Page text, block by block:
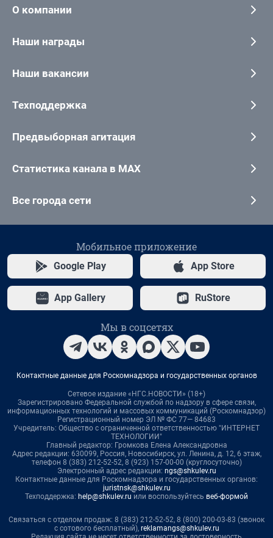
О компании
Наши награды
Наши вакансии
Техподдержка
Предвыборная агитация
Статистика канала в MAX
Все города сети
Мобильное приложение
Google Play App Store
App Gallery RuStore
Мы в соцсетях
Контактные данные для Роскомнадзора и государственных органов
Сетевое издание «НГС.НОВОСТИ» (18+)
Зарегистрировано Федеральной службой по надзору в сфере связи,
информационных технологий и массовых коммуникаций (Роскомнадзор)
Регистрационный номер ЭЛ № ФС 77— 84683
Учредитель: Общество с ограниченной ответственностью "ИНТЕРНЕТ
ТЕХНОЛОГИИ"
Главный редактор: Громкова Елена Александровна
Адрес редакции: 630099, Россия, Новосибирск, ул. Ленина, д. 12, 6 этаж,
телефон 8 (383) 212-52-52, 8 (923) 157-00-00 (круглосуточно)
Электронный адрес редакции: ngs@shkulev.ru
Контактные данные для Роскомнадзора и государственных органов:
juristnsk@shkulev.ru
Техподдержка: help@shkulev.ru или воспользуйтесь веб-формой
Связаться с отделом продаж: 8 (383) 212-52-52, 8 (800) 200-03-83 (звонок
с сотового бесплатный), reklamangs@shkulev.ru